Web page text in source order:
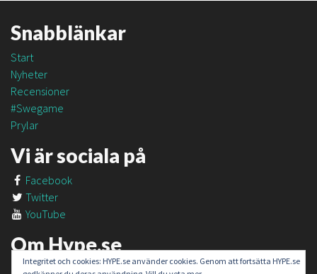
Snabblänkar
Start
Nyheter
Recensioner
#Swegame
Prylar
Vi är sociala på
Facebook
Twitter
YouTube
Om Hype.se
Om oss
Integritet och cookies: HYPE.se använder cookies. Genom att fortsätta HYPE.se